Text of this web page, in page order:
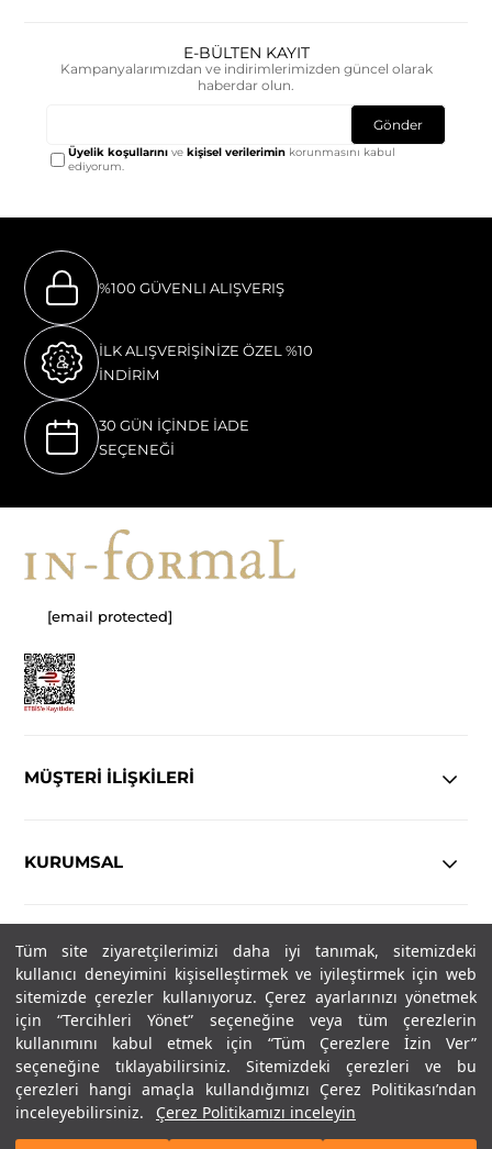
Tüm site ziyaretçilerimizi daha iyi tanımak, sitemizdeki
kullanıcı deneyimini kişiselleştirmek ve iyileştirmek için web
sitemizde çerezler kullanıyoruz. Çerez ayarlarınızı yönetmek
için “Tercihleri Yönet” seçeneğine veya tüm çerezlerin
kullanımını kabul etmek için “Tüm Çerezlere İzin Ver”
seçeneğine tıklayabilirsiniz. Sitemizdeki çerezleri ve bu
çerezleri hangi amaçla kullandığımızı Çerez Politikası’ndan
inceleyebilirsiniz.
Çerez Politikamızı inceleyin
E-BÜLTEN KAYIT
Kampanyalarımızdan ve indirimlerimizden güncel olarak
haberdar olun.
Gönder
Üyelik koşullarını vekişisel verilerimin korunmasını kabul
ediyorum.
%100 GÜVENLI ALIŞVERIŞ
İLK ALIŞVERİŞİNİZE ÖZEL %10
İNDİRİM
30 GÜN İÇİNDE İADE
SEÇENEĞİ
[email protected]
MÜŞTERİ İLİŞKİLERİ
KURUMSAL
YASAL
Copyright© 2025 IN-FORMAL Tüm hakları saklıdır.
SOSYAL MEDYA